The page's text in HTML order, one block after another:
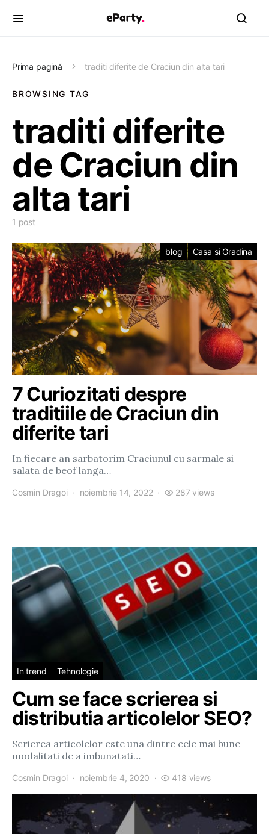
Prima pagină traditi diferite de Craciun din alta tari
BROWSING TAG
traditi diferite
de Craciun din
alta tari
1 post
blog Casa si Gradina
7 Curiozitati despre
traditiile de Craciun din
diferite tari
In fiecare an sarbatorim Craciunul cu sarmale si
salata de beof langa…
Cosmin Dragoi noiembrie 14, 2022 287 views
In trend Tehnologie
Cum se face scrierea si
distributia articolelor SEO?
Scrierea articolelor este una dintre cele mai bune
modalitati de a imbunatati…
Cosmin Dragoi noiembrie 4, 2020 418 views